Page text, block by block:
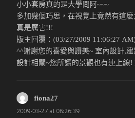
小小套房真的是大學問阿~~~
多加幾個巧思，在視覺上竟然有這
真是厲害!!!
版主回覆：(03/27/2009 11:06:27
^^謝謝您的喜愛與讚美~ 室內設計,
設計相關~您所讀的景觀也有連上線!
fiona27
2009-03-27 at 08:26:39